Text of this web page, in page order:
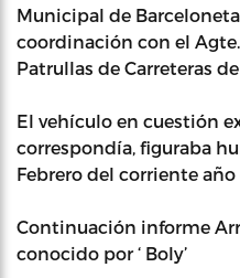
Municipal de
coordinación con el
Patrullas de Carreteras
El vehículo en cuestión
correspondía, figuraba
Febrero del corriente año
Continuación informe
conocido por ‘ Boly’